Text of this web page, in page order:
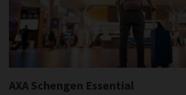
AXA Schengen Essential